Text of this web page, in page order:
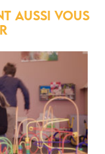
AUSSI VOUS